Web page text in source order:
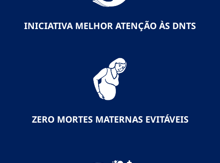
INICIATIVA MELHOR ATENÇÃO ÀS DNTS
ZERO MORTES MATERNAS EVITÁVEIS